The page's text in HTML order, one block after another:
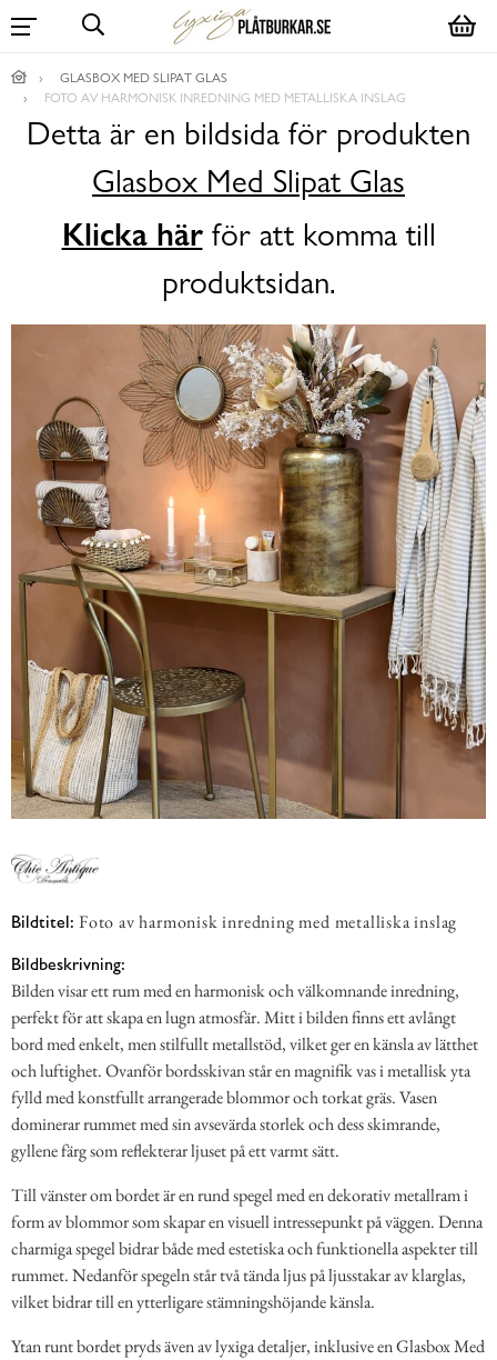
GLASBOX MED SLIPAT GLAS
FOTO AV HARMONISK INREDNING MED METALLISKA INSLAG
Detta är en bildsida för produkten
Glasbox Med Slipat Glas
Klicka härför att komma till
produktsidan.
Bildtitel: Foto av harmonisk inredning med metalliska inslag
Bildbeskrivning:
Bilden visar ett rum med en harmonisk och välkomnande inredning,
perfekt för att skapa en lugn atmosfär. Mitt i bilden finns ett avlångt
bord med enkelt, men stilfullt metallstöd, vilket ger en känsla av lätthet
och luftighet. Ovanför bordsskivan står en magnifik vas i metallisk yta
fylld med konstfullt arrangerade blommor och torkat gräs. Vasen
dominerar rummet med sin avsevärda storlek och dess skimrande,
gyllene färg som reflekterar ljuset på ett varmt sätt.
Till vänster om bordet är en rund spegel med en dekorativ metallram i
form av blommor som skapar en visuell intressepunkt på väggen. Denna
charmiga spegel bidrar både med estetiska och funktionella aspekter till
rummet. Nedanför spegeln står två tända ljus på ljusstakar av klarglas,
vilket bidrar till en ytterligare stämningshöjande känsla.
Ytan runt bordet pryds även av lyxiga detaljer, inklusive en Glasbox Med